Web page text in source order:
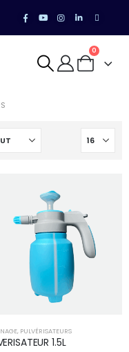
0
, PULVÉRISATEURS
1.5L